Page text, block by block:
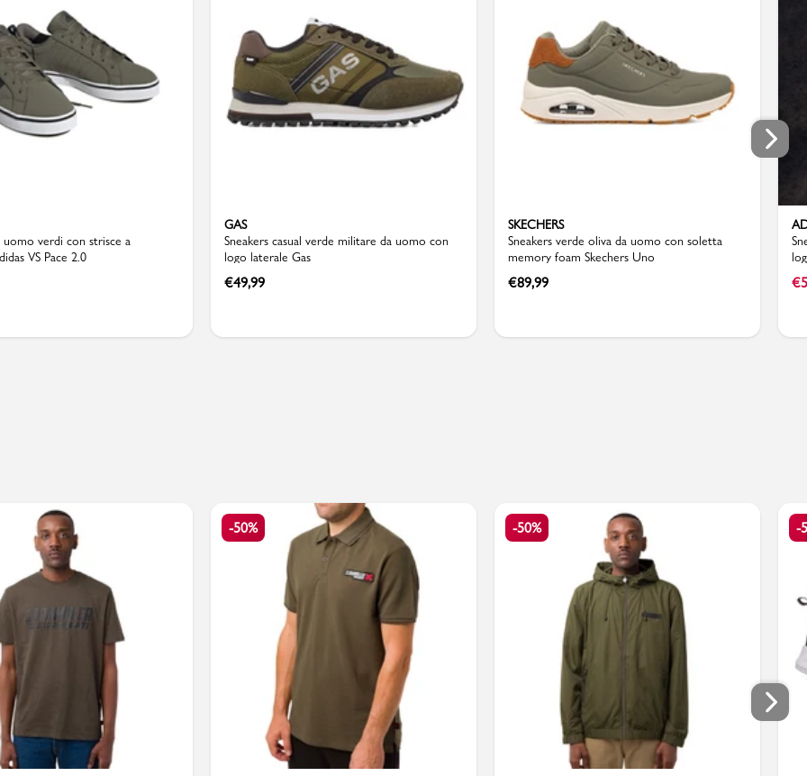
Valigie
uomo verdi con strisce a
VS Pace 2.0
GAS
Sneakers casual verde militare da uomo con
logo laterale Gas
€49,99
SKECHERS
Sneakers verde oliva da uomo con soletta
memory foam Skechers Uno
€89,99 €
-50% -50% -